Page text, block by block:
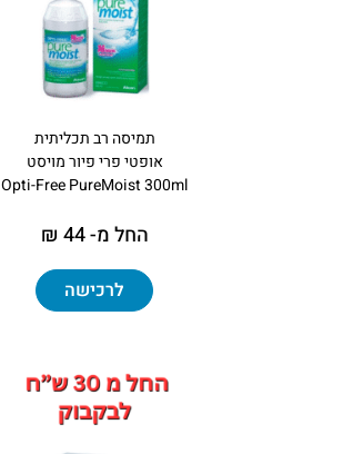
תמיסה רב תכליתית
אופטי פרי פיור מויסט
Opti-Free PureMoist 300ml
החל מ- 44 ₪
לרכישה